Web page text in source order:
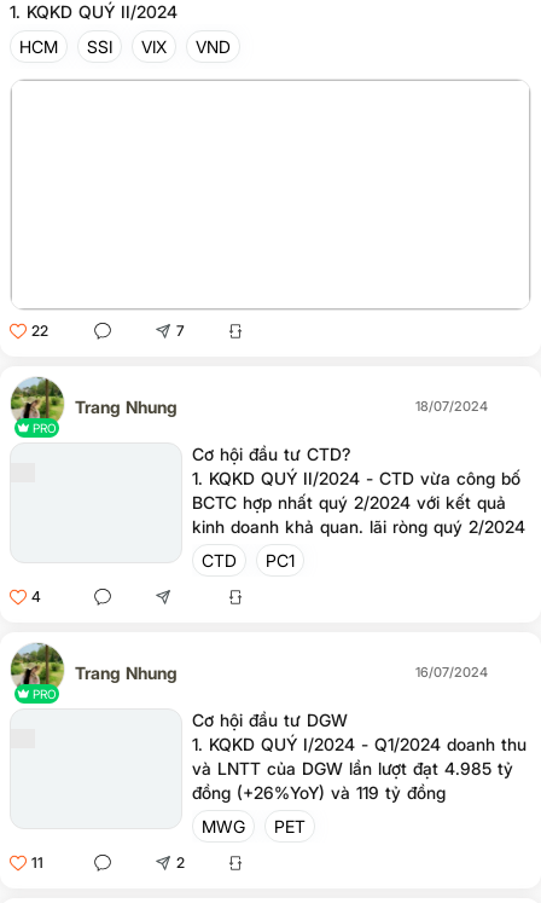
1. KQKD QUÝ II/2024
HCM
SSI VIX VND
22 7
PRO
Trang Nhung 18/07/2024
Cơ hội đầu tư CTD?
1. KQKD QUÝ II/2024 - CTD vừa công bố
BCTC hợp nhất quý 2/2024 với kết quả
kinh doanh khả quan. lãi ròng quý 2/2024
của Công ty thu về hơn 69 tỷ đồng, gấp
3,6 lần cùng kỳ. Tương ứng, EBITDA vượt
4% lần đầu tiên kể từ năm 2020. Lũy kế
CTD PC1
4
PRO
Trang Nhung 16/07/2024
Cơ hội đầu tư DGW
1. KQKD QUÝ I/2024 - Q1/2024 doanh thu
và LNTT của DGW lần lượt đạt 4.985 tỷ
đồng (+26%YoY) và 119 tỷ đồng
(+11%YoY). Đáng chú ý, các mảng kinh
doanh của DGW đều ghi nhận mức tăng
trưởng. Biên lợi nhuận gộp cuả DGW trong
MWG PET
11 2